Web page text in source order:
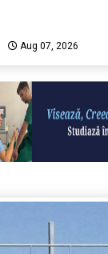
Aug 07, 2026